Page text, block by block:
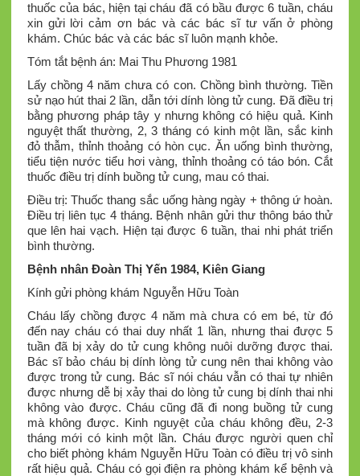
thuốc của bác, hiện tại cháu đã có bầu được 6 tuần, cháu
xin gửi lời cảm ơn bác và các bác sĩ tư vấn ở phòng
khám. Chúc bác và các bác sĩ luôn mạnh khỏe.
Tóm tắt bệnh án: Mai Thu Phương 1981
Lấy chồng 4 năm chưa có con. Chồng bình thường. Tiền
sử nạo hút thai 2 lần, dẫn tới dính lòng tử cung. Đã điều trị
bằng phương pháp tây y nhưng không có hiệu quả. Kinh
nguyệt thất thường, 2, 3 tháng có kinh một lần, sắc kinh
đỏ thẫm, thỉnh thoảng có hòn cục. Ăn uống bình thường,
tiểu tiện nước tiểu hơi vàng, thỉnh thoảng có táo bón. Cắt
thuốc điều trị dính buồng tử cung, mau có thai.
Điều trị: Thuốc thang sắc uống hàng ngày + thông ứ hoàn.
Điều trị liên tục 4 tháng. Bệnh nhân gửi thư thông báo thử
que lên hai vạch. Hiện tại được 6 tuần, thai nhi phát triển
bình thường.
Bệnh nhân Đoàn Thị Yến 1984, Kiên Giang
Kính gửi phòng khám Nguyễn Hữu Toàn
Cháu lấy chồng được 4 năm mà chưa có em bé, từ đó
đến nay cháu có thai duy nhất 1 lần, nhưng thai được 5
tuần đã bị xảy do tử cung không nuôi dưỡng được thai.
Bác sĩ bảo cháu bị dính lòng tử cung nên thai không vào
được trong tử cung. Bác sĩ nói cháu vẫn có thai tự nhiên
được nhưng dễ bị xảy thai do lòng tử cung bị dính thai nhi
không vào được. Cháu cũng đã đi nong buồng tử cung
mà không được. Kinh nguyệt của cháu không đều, 2-3
tháng mới có kinh một lần. Cháu được người quen chỉ
cho biết phòng khám Nguyễn Hữu Toàn có điều trị vô sinh
rất hiệu quả. Cháu có gọi điện ra phòng khám kể bệnh và